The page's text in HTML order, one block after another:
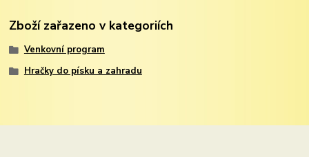
Zboží zařazeno v kategoriích
Venkovní program
Hračky do písku a zahradu